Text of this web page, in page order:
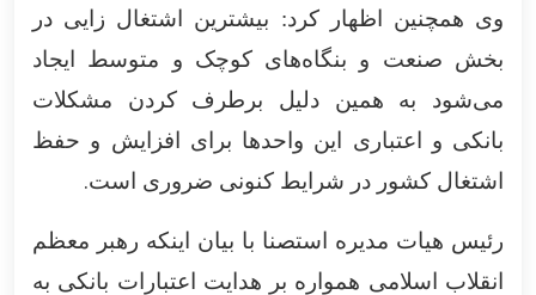
وی همچنین اظهار کرد: بیشترین اشتغال زایی در
بخش صنعت و بنگاه‌های کوچک و متوسط ایجاد
می‌شود به همین دلیل برطرف کردن مشکلات
بانکی و اعتباری این واحد‌ها برای افزایش و حفظ
اشتغال کشور در شرایط کنونی ضروری است.
رئیس هیات مدیره استصنا با بیان اینکه رهبر معظم
انقلاب اسلامی همواره بر هدایت اعتبارات بانکی به